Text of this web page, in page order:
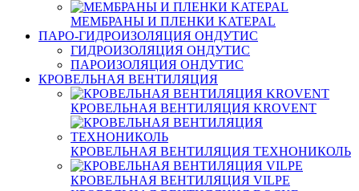
МЕМБРАНЫ И ПЛЕНКИ KATEPAL
ПАРО-ГИДРОИЗОЛЯЦИЯ ОНДУТИС
ГИДРОИЗОЛЯЦИЯ ОНДУТИС
ПАРОИЗОЛЯЦИЯ ОНДУТИС
КРОВЕЛЬНАЯ ВЕНТИЛЯЦИЯ
КРОВЕЛЬНАЯ ВЕНТИЛЯЦИЯ KROVENT
КРОВЕЛЬНАЯ ВЕНТИЛЯЦИЯ ТЕХНОНИКОЛЬ
КРОВЕЛЬНАЯ ВЕНТИЛЯЦИЯ VILPE